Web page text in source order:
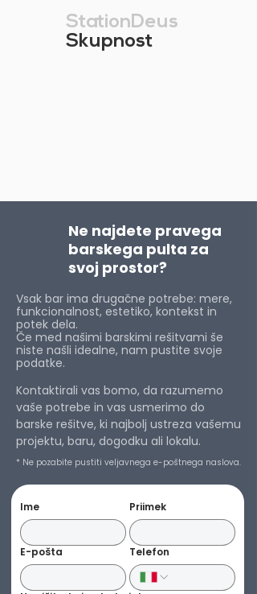
StationDeus
Skupnost
Ne najdete pravega
barskega pulta za
svoj prostor?
Vsak bar ima drugačne potrebe: mere,
funkcionalnost, estetiko, kontekst in
potek dela.
Če med našimi barskimi rešitvami še
niste našli idealne, nam pustite svoje
podatke.
Kontaktirali vas bomo, da razumemo
vaše potrebe in vas usmerimo do
barske rešitve, ki najbolj ustreza vašemu
projektu, baru, dogodku ali lokalu.
* Ne pozabite pustiti veljavnega e-poštnega naslova.
Ime Priimek
E-pošta Telefon